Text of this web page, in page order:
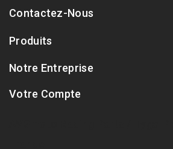
Contactez-Nous
Produits
Notre Entreprise
Votre Compte